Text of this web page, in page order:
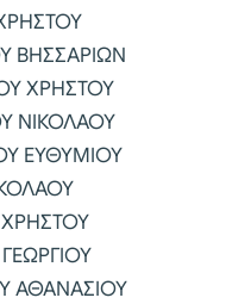
ΒΗΣΣΑΡΙΩΝ
ΧΡΗΣΤΟΥ
ΝΙΚΟΛΑΟΥ
ΕΥΘΥΜΙΟΥ
ΑΘΑΝΑΣΙΟΥ